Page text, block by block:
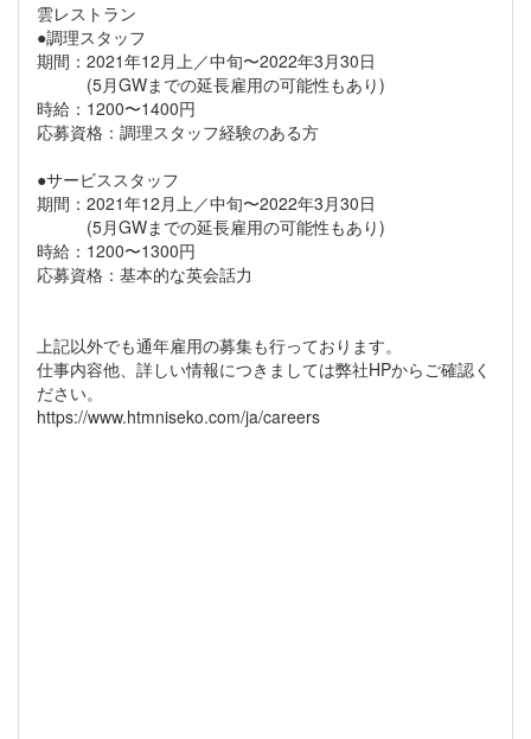
雲レストラン
●調理スタッフ
期間：2021年12月上／中旬〜2022年3月30日
(5月GWまでの延長雇用の可能性もあり)
時給：1200〜1400円
応募資格：調理スタッフ経験のある方
●サービススタッフ
期間：2021年12月上／中旬〜2022年3月30日
(5月GWまでの延長雇用の可能性もあり)
時給：1200〜1300円
応募資格：基本的な英会話力
上記以外でも通年雇用の募集も行っております。
仕事内容他、詳しい情報につきましては弊社HPからご確認く
ださい。